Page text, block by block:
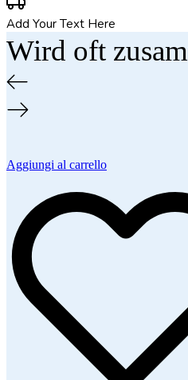
Add Your Text Here
Wird oft
Aggiungi al carrello